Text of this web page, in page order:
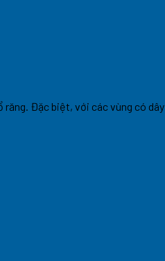
răng. Đặc biệt, với các vùng có dây